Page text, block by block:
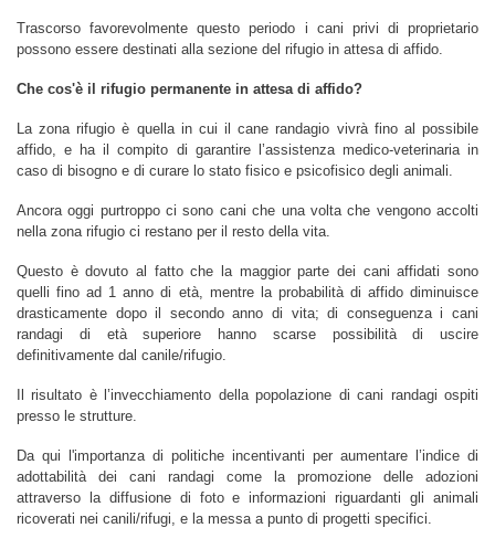
Trascorso favorevolmente questo periodo i cani privi di proprietario
possono essere destinati alla sezione del rifugio in attesa di affido.
Che cos'è il rifugio permanente in attesa di affido?
La zona rifugio è quella in cui il cane randagio vivrà fino al possibile
affido, e ha il compito di garantire l’assistenza medico-veterinaria in
caso di bisogno e di curare lo stato fisico e psicofisico degli animali.
Ancora oggi purtroppo ci sono cani che una volta che vengono accolti
nella zona rifugio ci restano per il resto della vita.
Questo è dovuto al fatto che la maggior parte dei cani affidati sono
quelli fino ad 1 anno di età, mentre la probabilità di affido diminuisce
drasticamente dopo il secondo anno di vita; di conseguenza i cani
randagi di età superiore hanno scarse possibilità di uscire
definitivamente dal canile/rifugio.
Il risultato è l’invecchiamento della popolazione di cani randagi ospiti
presso le strutture.
Da qui l'importanza di politiche incentivanti per aumentare l’indice di
adottabilità dei cani randagi come la promozione delle adozioni
attraverso la diffusione di foto e informazioni riguardanti gli animali
ricoverati nei canili/rifugi, e la messa a punto di progetti specifici.